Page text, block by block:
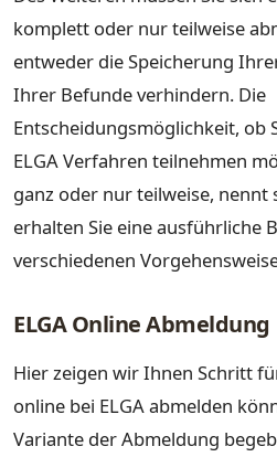
komplett oder nur teilweise
entweder die Speicherung
Ihrer Befunde verhindern. Die
Entscheidungsmöglichkeit, ob
ELGA Verfahren teilnehmen
ganz oder nur teilweise, nennt
erhalten Sie eine ausführliche
verschiedenen
ELGA Online Abmeldung
Hier zeigen wir Ihnen Schritt
online bei ELGA abmelden
Variante der Abmeldung